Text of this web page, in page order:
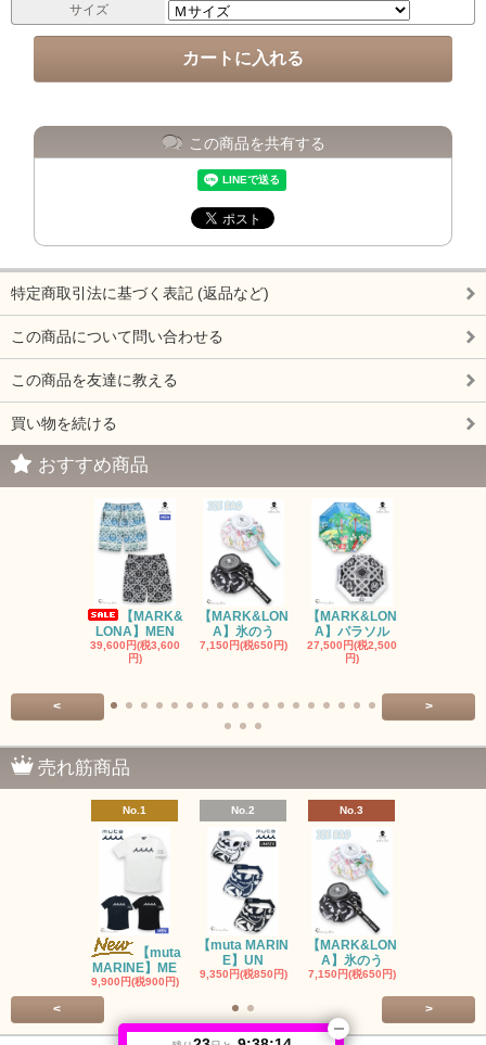
サイズ
この商品を共有する
特定商取引法に基づく表記 (返品など)
この商品について問い合わせる
この商品を友達に教える
買い物を続ける
おすすめ商品
【MARK&
LONA】MEN
39,600円(税3,600
円)
【MARK&LON
A】氷のう
7,150円(税650円)
【MARK&LON
A】パラソル
27,500円(税2,500
円)
< >
売れ筋商品
No.1
【muta
MARINE】ME
9,900円(税900円)
No.2
【muta MARIN
E】UN
9,350円(税850円)
No.3
【MARK&LON
A】氷のう
7,150円(税650円)
< >